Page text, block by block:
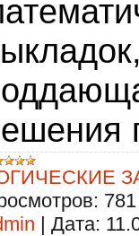
781
| Дата: